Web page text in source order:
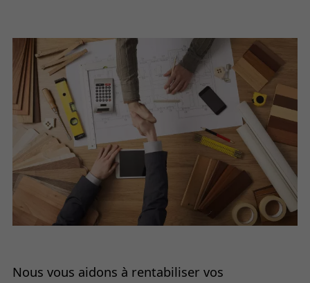
Nous vous aidons à rentabiliser vos